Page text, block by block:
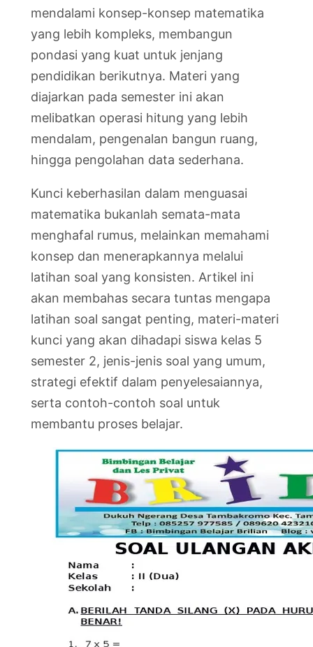
mendalami konsep-konsep matematika
yang lebih kompleks, membangun
pondasi yang kuat untuk jenjang
pendidikan berikutnya. Materi yang
diajarkan pada semester ini akan
melibatkan operasi hitung yang lebih
mendalam, pengenalan bangun ruang,
hingga pengolahan data sederhana.
Kunci keberhasilan dalam menguasai
matematika bukanlah semata-mata
menghafal rumus, melainkan memahami
konsep dan menerapkannya melalui
latihan soal yang konsisten. Artikel ini
akan membahas secara tuntas mengapa
latihan soal sangat penting, materi-materi
kunci yang akan dihadapi siswa kelas 5
semester 2, jenis-jenis soal yang umum,
strategi efektif dalam penyelesaiannya,
serta contoh-contoh soal untuk
membantu proses belajar.